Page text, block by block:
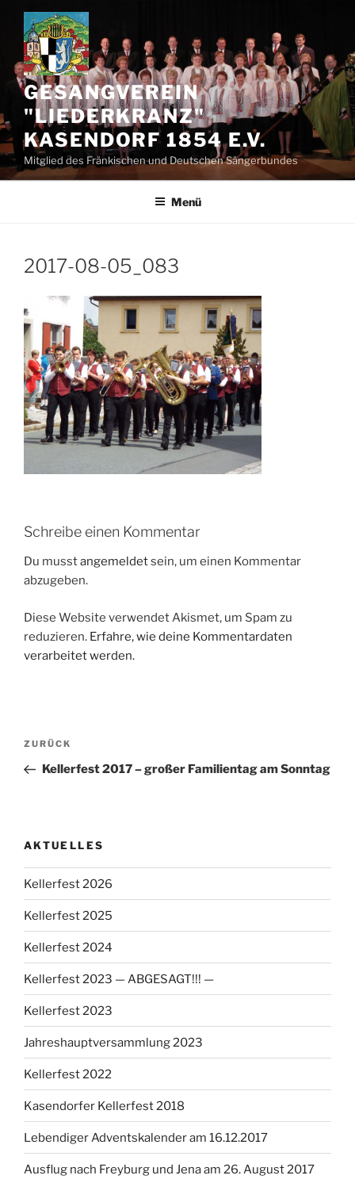
Zum
Inhalt
springen
GESANGVEREIN
"LIEDERKRANZ"
KASENDORF 1854 E.V.
Mitglied des Fränkischen und Deutschen Sängerbundes
Menü
2017-08-05_083
Schreibe einen Kommentar
Du musstangemeldetsein, um einen Kommentar
abzugeben.
Diese Website verwendet Akismet, um Spam zu
reduzieren. Erfahre, wie deine Kommentardaten
verarbeitet werden.
Beitragsnavigation
Vorheriger
Beitrag
ZURÜCK
Kellerfest 2017 – großer Familientag am Sonntag
AKTUELLES
Kellerfest 2026
Kellerfest 2025
Kellerfest 2024
Kellerfest 2023 — ABGESAGT!!! —
Kellerfest 2023
Jahreshauptversammlung 2023
Kellerfest 2022
Kasendorfer Kellerfest 2018
Lebendiger Adventskalender am 16.12.2017
Ausflug nach Freyburg und Jena am 26. August 2017